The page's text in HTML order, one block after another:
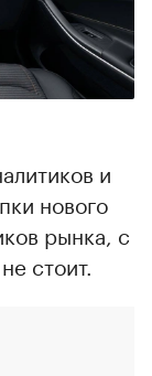
и
нового
рынка, с
стоит.